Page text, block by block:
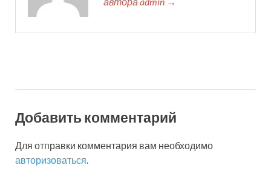
Добавить комментарий
Для отправки комментария вам необходимо
авторизоваться.